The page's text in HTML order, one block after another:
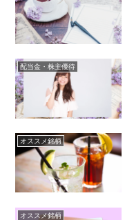
配当金・株主優待
オススメ銘柄
オススメ銘柄